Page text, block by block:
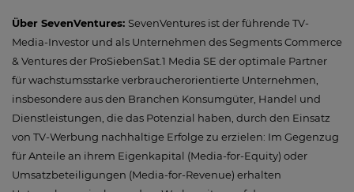
Über SevenVentures: SevenVentures ist der führende TV-
Media-Investor und als Unternehmen des Segments Commerce
& Ventures der ProSiebenSat.1 Media SE der optimale Partner
für wachstumsstarke verbraucherorientierte Unternehmen,
insbesondere aus den Branchen Konsumgüter, Handel und
Dienstleistungen, die das Potenzial haben, durch den Einsatz
von TV-Werbung nachhaltige Erfolge zu erzielen: Im Gegenzug
für Anteile an ihrem Eigenkapital (Media-for-Equity) oder
Umsatzbeteiligungen (Media-for-Revenue) erhalten